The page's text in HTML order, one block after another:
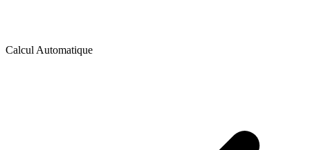
Calcul Automatique